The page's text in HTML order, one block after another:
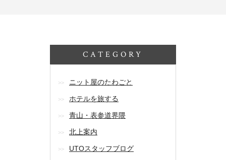
CATEGORY
ニット屋のたわごと
ホテルを旅する
青山・表参道界隈
北上案内
UTOスタッフブログ